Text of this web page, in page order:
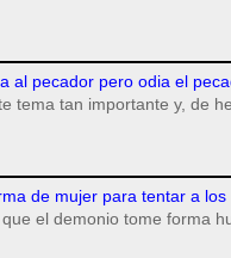
al pecador pero odia el
tema tan importante y, de
de mujer para tentar a
el demonio tome forma